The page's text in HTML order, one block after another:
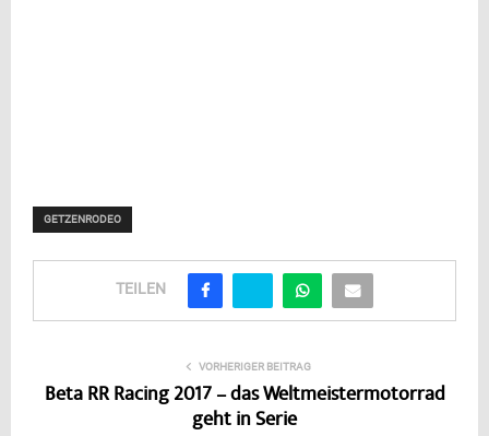
GETZENRODEO
TEILEN
VORHERIGER BEITRAG
Beta RR Racing 2017 – das Weltmeistermotorrad
geht in Serie